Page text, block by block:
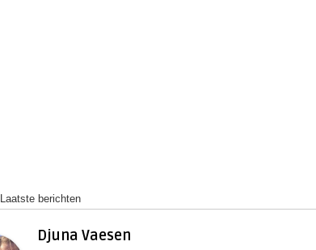
Laatste berichten
Djuna Vaesen